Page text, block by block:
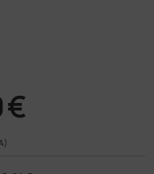
€